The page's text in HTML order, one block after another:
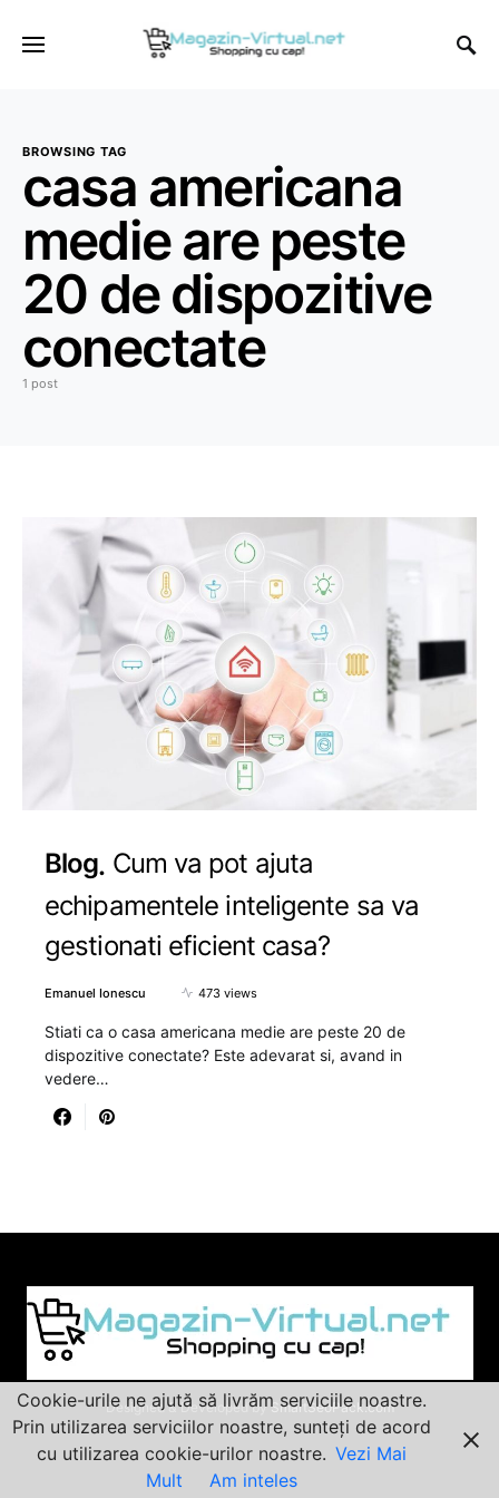
BROWSING TAG
casa americana
medie are peste
20 de dispozitive
conectate
1 post
Blog Cum va pot ajuta
echipamentele inteligente sa va
gestionati eficient casa?
Emanuel Ionescu 473 views
Stiati ca o casa americana medie are peste 20 de
dispozitive conectate? Este adevarat si, avand in
vedere…
Designed & Developed by SmartSeoPack.com
Cookie-urile ne ajută să livrăm serviciile noastre.
Prin utilizarea serviciilor noastre, sunteți de acord
cu utilizarea cookie-urilor noastre. Vezi Mai
Mult
Am inteles